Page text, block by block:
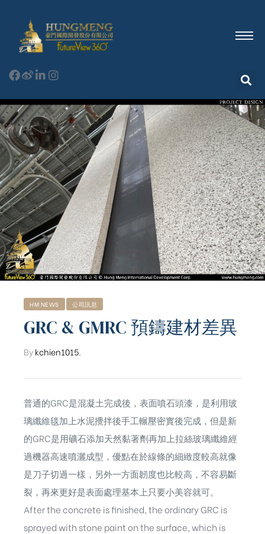
HM NEWS 公司訊息
GRC & GMRC 預鑄建材差異
Bykchien1015
普通的GRC是混凝土完成後，表面噴石頭漆，是利用玻
璃纖維毯加上水泥攪拌後手工輾壓密實後完成，但是新
的GRC是用礦石添加天然黏著劑再加上拉絲玻璃纖維經
過機器高速噴灑成型，優點在於線條的細緻度較高就像
是刀子切過一樣，另外一方面韌度也比較高，不容易斷
裂，再來更好是表面處理基本上只要小美容就可。
After the concrete is finished, the ordinary GRC is
sprayed with stone paint on the surface, which is
含日本